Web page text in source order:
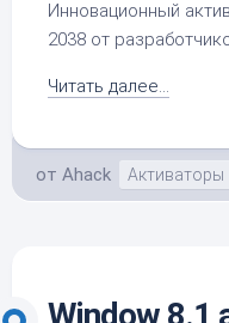
Инновационный
2038 от
Читать далее...
от Ahack Активаторы